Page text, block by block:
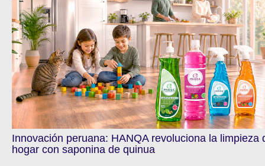
Innovación peruana: HANQA revoluciona la limpieza
hogar con saponina de quinua